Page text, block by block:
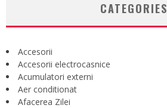
CATEGORIES
Accesorii
Accesorii electrocasnice
Acumulatori externi
Aer conditionat
Afacerea Zilei